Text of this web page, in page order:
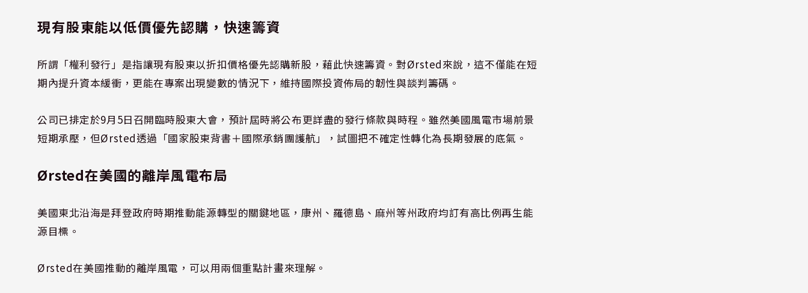
現有股東能以低價優先認購，快速籌資
所謂「權利發行」是指讓現有股東以折扣價格優先認購新股，藉此快速籌資。對Ørsted來說，這不僅能在短
期內提升資本緩衝，更能在專案出現變數的情況下，維持國際投資佈局的韌性與談判籌碼。
公司已排定於9月5日召開臨時股東大會，預計屆時將公布更詳盡的發行條款與時程。雖然美國風電市場前景
短期承壓，但Ørsted透過「國家股東背書＋國際承銷團護航」，試圖把不確定性轉化為長期發展的底氣。
Ørsted在美國的離岸風電布局
美國東北沿海是拜登政府時期推動能源轉型的關鍵地區，康州、羅德島、麻州等州政府均訂有高比例再生能
源目標。
Ørsted在美國推動的離岸風電，可以用兩個重點計畫來理解。